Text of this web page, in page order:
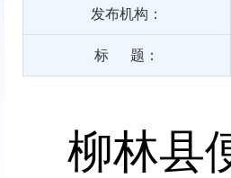
发布机构：
标 题：
柳林县